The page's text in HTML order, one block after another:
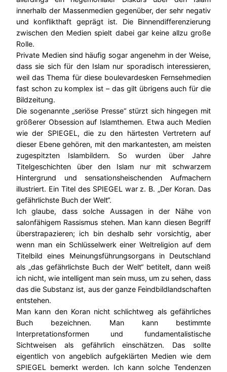
innerhalb der Massenmedien gegenüber, der sehr negativ
und konflikthaft geprägt ist. Die Binnendifferenzierung
zwischen den Medien spielt dabei gar keine allzu große
Rolle.
Private Medien sind häufig sogar angenehm in der Weise,
dass sie sich für den Islam nur sporadisch interessieren,
weil das Thema für diese boulevardesken Fernsehmedien
fast schon zu komplex ist – das gilt übrigens auch für die
Bildzeitung.
Die sogenannte „seriöse Presse“ stürzt sich hingegen mit
größerer Obsession auf Islamthemen. Etwa auch Medien
wie der SPIEGEL, die zu den härtesten Vertretern auf
dieser Ebene gehören, mit den markantesten, am meisten
zugespitzten Islambildern. So wurden über Jahre
Titelgeschichten über den Islam nur mit schwarzem
Hintergrund und sensationsheischenden Aufmachern
illustriert. Ein Titel des SPIEGEL war z. B. „Der Koran. Das
gefährlichste Buch der Welt“.
Ich glaube, dass solche Aussagen in der Nähe von
salonfähigem Rassismus stehen. Man kann diesen Begriff
überstrapazieren; ich bin deshalb sehr vorsichtig, aber
wenn man ein Schlüsselwerk einer Weltreligion auf dem
Titelbild eines Meinungsführungsorgans in Deutschland
als „das gefährlichste Buch der Welt“ betitelt, dann weiß
ich nicht, wie intelligent man sein muss, um zu sehen, dass
das die Substanz ist, aus der ganze Feindbildlandschaften
entstehen.
Man kann den Koran nicht schlichtweg als gefährliches
Buch bezeichnen. Man kann bestimmte
Interpretationsformen und fundamentalistische
Sichtweisen als gefährlich einschätzen. Das sollte
eigentlich von angeblich aufgeklärten Medien wie dem
SPIEGEL bemerkt werden. Ich kann solche Tendenzen